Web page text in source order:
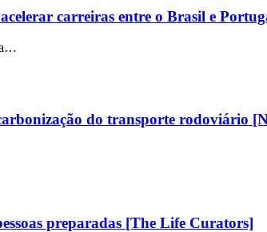
carreiras entre o Brasil e
a…
do transporte rodoviário
preparadas [The Life Curators]